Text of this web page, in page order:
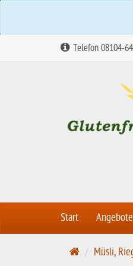
Telefon 08104-
Start Angebote
S
Müsli,